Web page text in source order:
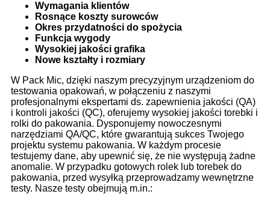
Wymagania klientów
Rosnące koszty surowców
Okres przydatności do spożycia
Funkcja wygody
Wysokiej jakości grafika
Nowe kształty i rozmiary
W Pack Mic, dzięki naszym precyzyjnym urządzeniom do
testowania opakowań, w połączeniu z naszymi
profesjonalnymi ekspertami ds. zapewnienia jakości (QA)
i kontroli jakości (QC), oferujemy wysokiej jakości torebki i
rolki do pakowania. Dysponujemy nowoczesnymi
narzędziami QA/QC, które gwarantują sukces Twojego
projektu systemu pakowania. W każdym procesie
testujemy dane, aby upewnić się, że nie występują żadne
anomalie. W przypadku gotowych rolek lub torebek do
pakowania, przed wysyłką przeprowadzamy wewnętrzne
testy. Nasze testy obejmują m.in.: